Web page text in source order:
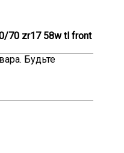
70 zr17 58w tl front
Будьте